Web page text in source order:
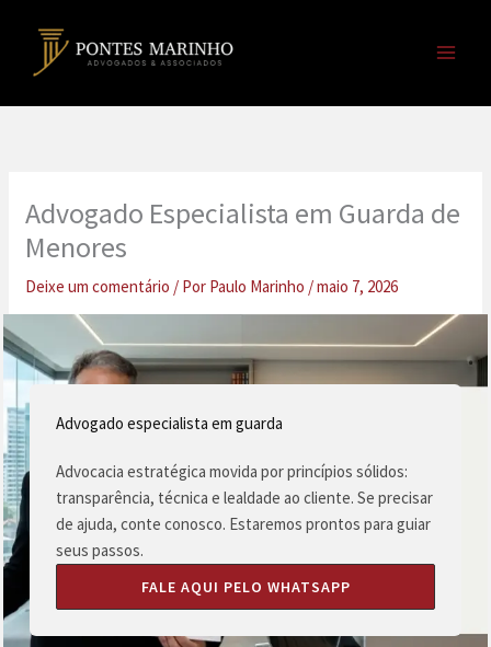
Advogado Especialista em Guarda de
Menores
Deixe um comentário / Por Paulo Marinho /maio 7, 2026
Advogado especialista em guarda
Advocacia estratégica movida por princípios sólidos:
transparência, técnica e lealdade ao cliente. Se precisar
de ajuda, conte conosco. Estaremos prontos para guiar
seus passos.
FALE AQUI PELO WHATSAPP